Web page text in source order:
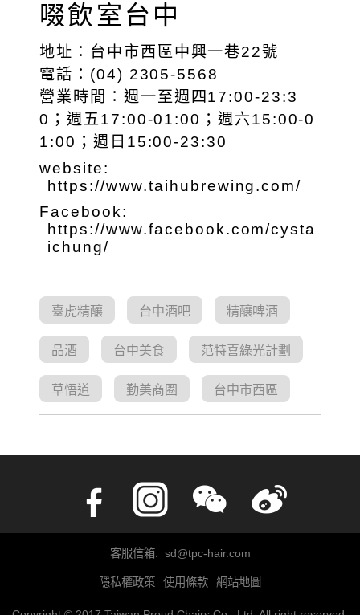
啜飲室台中
地址：台中市西區中興一巷22號
電話：(04) 2305-5568
營業時間：週一至週四17:00-23:3
0；週五17:00-01:00；週六15:00-0
1:00；週日15:00-23:30
website:
https://www.taihubrewing.com/
Facebook:
https://www.facebook.com/cysta
ichung/
臺虎精釀 台中酒吧 精釀啤酒
品酒 台中美食 范特喜綠光計劃
草悟道 勤美商圈 台中市西區
客服信箱: sd@tpc-hair.com
隱私權政策 使用條款 網站地圖